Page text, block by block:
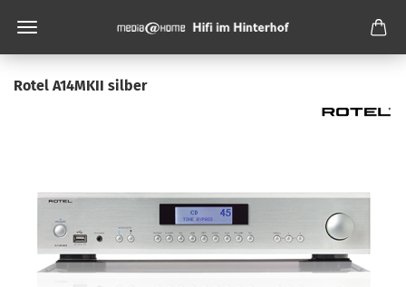
Rotel A14MKII silber